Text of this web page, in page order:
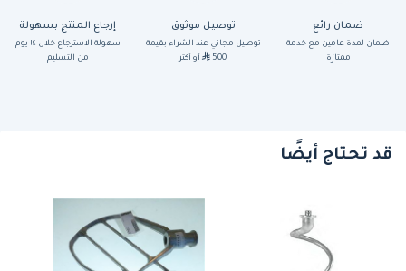
ضمان رائع
ضمان لمدة عامين مع خدمة
ممتازة
توصيل موثوق
توصيل مجاني عند الشراء بقيمة
500
أو أكثر
إرجاع المنتج بسهولة
سهولة الاسترجاع خلال ١٤ يوم
من التسليم
قد تحتاج أيضًا